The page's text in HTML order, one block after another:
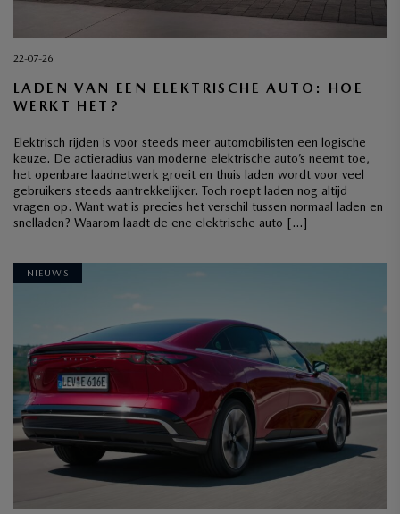
22-07-26
LADEN VAN EEN ELEKTRISCHE AUTO: HOE
WERKT HET?
Elektrisch rijden is voor steeds meer automobilisten een logische
keuze. De actieradius van moderne elektrische auto’s neemt toe,
het openbare laadnetwerk groeit en thuis laden wordt voor veel
gebruikers steeds aantrekkelijker. Toch roept laden nog altijd
vragen op. Want wat is precies het verschil tussen normaal laden en
snelladen? Waarom laadt de ene elektrische auto […]
NIEUWS